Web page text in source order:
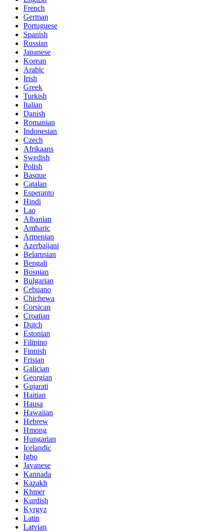
French
German
Portuguese
Spanish
Russian
Japanese
Korean
Arabic
Irish
Greek
Turkish
Italian
Danish
Romanian
Indonesian
Czech
Afrikaans
Swedish
Polish
Basque
Catalan
Esperanto
Hindi
Lao
Albanian
Amharic
Armenian
Azerbaijani
Belarusian
Bengali
Bosnian
Bulgarian
Cebuano
Chichewa
Corsican
Croatian
Dutch
Estonian
Filipino
Finnish
Frisian
Galician
Georgian
Gujarati
Haitian
Hausa
Hawaiian
Hebrew
Hmong
Hungarian
Icelandic
Igbo
Javanese
Kannada
Kazakh
Khmer
Kurdish
Kyrgyz
Latin
Latvian